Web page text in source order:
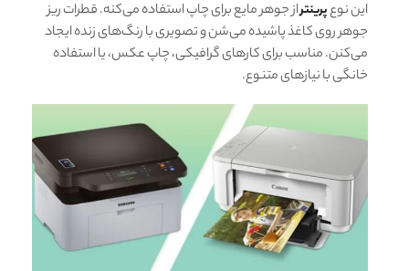
این نوعپرینتراز جوهر مایع برای چاپ استفاده می‌کنه. قطرات ریز
جوهر روی کاغذ پاشیده می‌شن و تصویری با رنگ‌های زنده ایجاد
می‌کنن. مناسب برای کارهای گرافیکی، چاپ عکس، یا استفاده
خانگی با نیازهای متنوع.